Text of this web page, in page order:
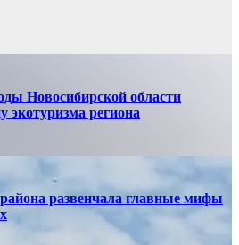
Новосибирской области
экотуризма региона
развенчала главные мифы